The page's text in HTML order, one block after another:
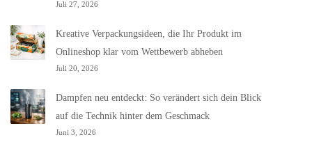
Juli 27, 2026
Kreative Verpackungsideen, die Ihr Produkt im
Onlineshop klar vom Wettbewerb abheben
Juli 20, 2026
Dampfen neu entdeckt: So verändert sich dein Blick
auf die Technik hinter dem Geschmack
Juni 3, 2026